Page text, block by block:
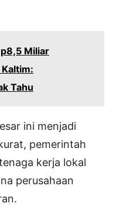
Miliar
Kaltim:
Tahu
ini menjadi
pemerintah
kerja lokal
perusahaan